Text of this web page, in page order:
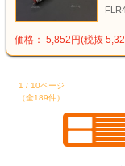
価格： 5,852円(税抜
1 / 10ページ
（全189件）